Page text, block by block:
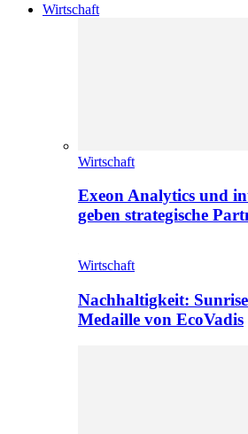
Wirtschaft
Wirtschaft
Exeon Analytics und
geben strategische
Wirtschaft
Nachhaltigkeit:
Medaille von EcoVadis